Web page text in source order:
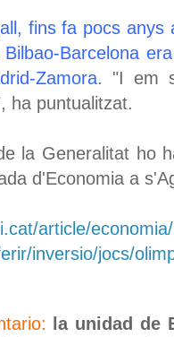
fins fa pocs anys
Barcelona
Zamora. "I em
ha puntualitzat.
la Generalitat ho
d'Economia a
article/
inversio/jocs/
la unidad de